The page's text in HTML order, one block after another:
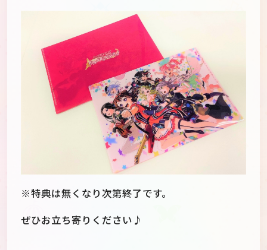
JPEN
※特典は無くなり次第終了です。
ぜひお立ち寄りください♪